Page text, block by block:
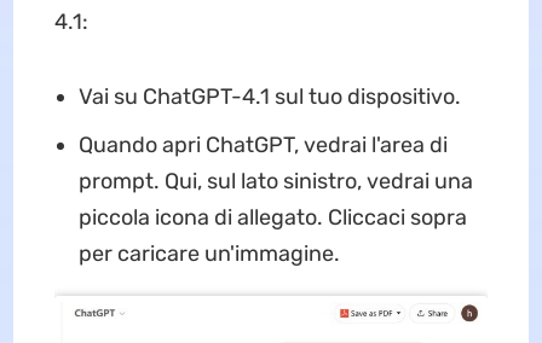
4.1:
Vai su ChatGPT-4.1 sul tuo dispositivo.
Quando apri ChatGPT, vedrai l'area di
prompt. Qui, sul lato sinistro, vedrai una
piccola icona di allegato. Cliccaci sopra
per caricare un'immagine.